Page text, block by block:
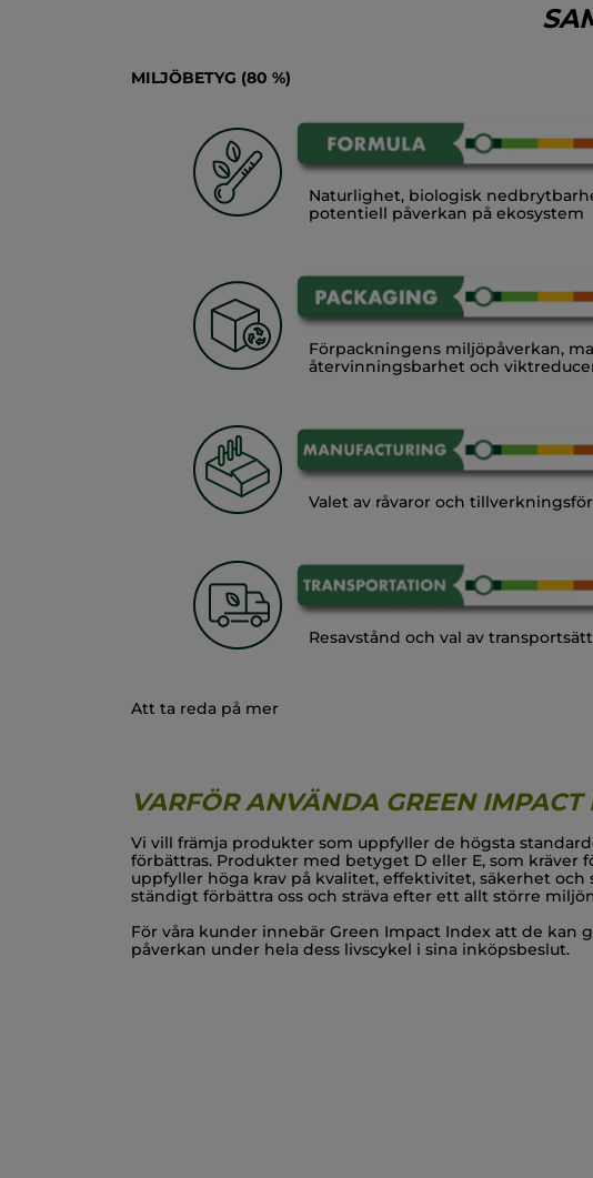
MILJÖBETYG (80 %)
Naturlighet, biologisk
potentiell påverkan på ekosystem
Förpackningens miljöpåverkan,
återvinningsbarhet och
Valet av råvaror och
Resavstånd och val av transportsätt
Att ta reda på mer
VARFÖR ANVÄNDA GREEN IMPACT
Vi vill främja produkter som uppfyller de högsta
förbättras. Produkter med betyget D eller E, som kräver
uppfyller höga krav på kvalitet, effektivitet, säkerhet
ständigt förbättra oss och sträva efter ett allt större
För våra kunder innebär Green Impact Index att de
påverkan under hela dess livscykel i sina inköpsbeslut.